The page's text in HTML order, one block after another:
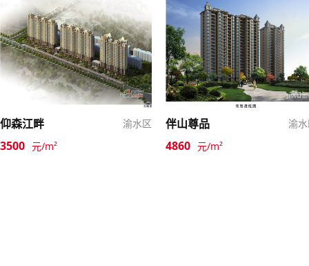
仰森江畔 渝水区
3500 元/m²
伴山尊品 渝
4860 元/m²